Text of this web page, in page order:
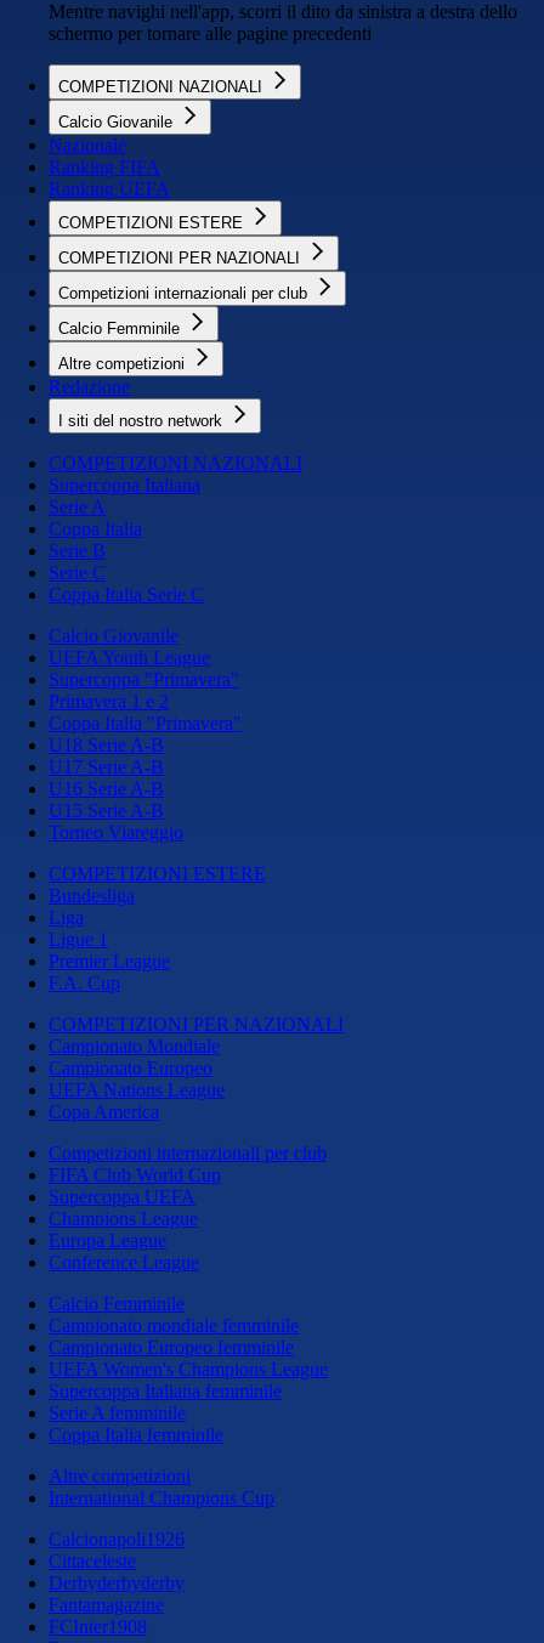
Mentre navighi nell'app, scorri il dito da sinistra a destra dello
schermo per tornare alle pagine precedenti
COMPETIZIONI NAZIONALI
Calcio Giovanile
Nazionale
Ranking FIFA
Ranking UEFA
COMPETIZIONI ESTERE
COMPETIZIONI PER NAZIONALI
Competizioni internazionali per club
Calcio Femminile
Altre competizioni
Redazione
I siti del nostro network
COMPETIZIONI NAZIONALI
Supercoppa Italiana
Serie A
Coppa Italia
Serie B
Serie C
Coppa Italia Serie C
Calcio Giovanile
UEFA Youth League
Supercoppa "Primavera"
Primavera 1 e 2
Coppa Italia "Primavera"
U18 Serie A-B
U17 Serie A-B
U16 Serie A-B
U15 Serie A-B
Torneo Viareggio
COMPETIZIONI ESTERE
Bundesliga
Liga
Ligue 1
Premier League
F.A. Cup
COMPETIZIONI PER NAZIONALI
Campionato Mondiale
Campionato Europeo
UEFA Nations League
Copa America
Competizioni internazionali per club
FIFA Club World Cup
Supercoppa UEFA
Champions League
Europa League
Conference League
Calcio Femminile
Campionato mondiale femminile
Campionato Europeo femminile
UEFA Women's Champions League
Supercoppa Italiana femminile
Serie A femminile
Coppa Italia femminile
Altre competizioni
International Champions Cup
Calcionapoli1926
Cittaceleste
Derbyderbyderby
Fantamagazine
FCInter1908